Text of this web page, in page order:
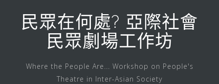
content民眾在何處? 亞際社會
民眾劇場工作坊
Where the People Are... Workshop on People's
Theatre in Inter-Asian Society